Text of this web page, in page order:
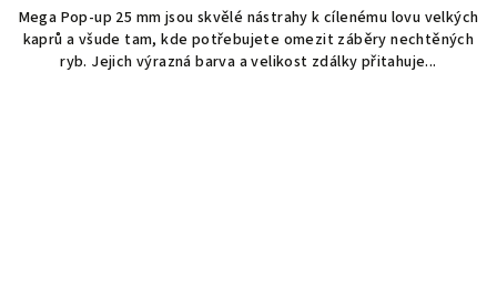
Mega Pop-up 25 mm jsou skvělé nástrahy k cílenému lovu velkých
kaprů a všude tam, kde potřebujete omezit záběry nechtěných
ryb. Jejich výrazná barva a velikost zdálky přitahuje...